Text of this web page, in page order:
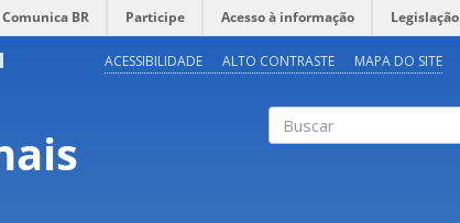
Comunica BR Participe Acesso à informação Legislação
ACESSIBILIDADE ALTO CONTRASTE MAPA DO SITE